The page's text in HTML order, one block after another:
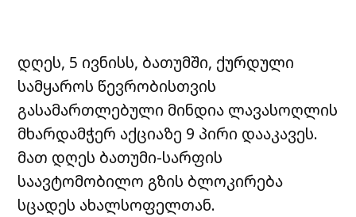
დღეს, 5 ივნისს, ბათუმში, ქურდული
სამყაროს წევრობისთვის
გასამართლებული მინდია ლავასოღლის
მხარდამჭერ აქციაზე 9 პირი დააკავეს.
მათ დღეს ბათუმი-სარფის
საავტომობილო გზის ბლოკირება
სცადეს ახალსოფელთან.